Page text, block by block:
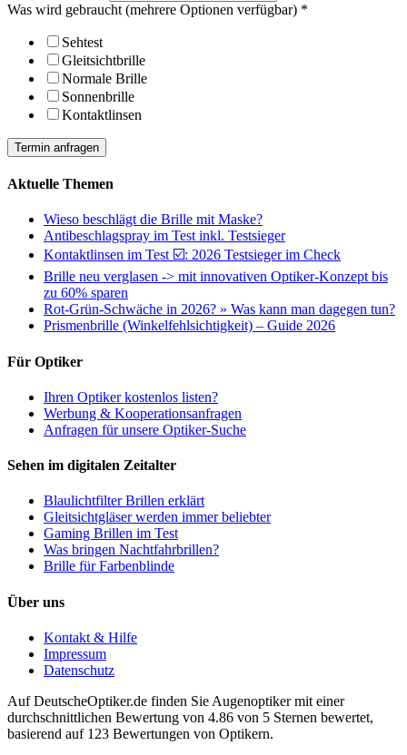
Was wird gebraucht (mehrere Optionen verfügbar) *
Sehtest
Gleitsichtbrille
Normale Brille
Sonnenbrille
Kontaktlinsen
Termin anfragen
Aktuelle Themen
Wieso beschlägt die Brille mit Maske?
Antibeschlagspray im Test inkl. Testsieger
Kontaktlinsen im Test ☑️: 2026 Testsieger im Check
Brille neu verglasen -> mit innovativen Optiker-Konzept bis
zu 60% sparen
Rot-Grün-Schwäche in 2026? » Was kann man dagegen tun?
Prismenbrille (Winkelfehlsichtigkeit) – Guide 2026
Für Optiker
Ihren Optiker kostenlos listen?
Werbung & Kooperationsanfragen
Anfragen für unsere Optiker-Suche
Sehen im digitalen Zeitalter
Blaulichtfilter Brillen erklärt
Gleitsichtgläser werden immer beliebter
Gaming Brillen im Test
Was bringen Nachtfahrbrillen?
Brille für Farbenblinde
Über uns
Kontakt & Hilfe
Impressum
Datenschutz
AufDeutscheOptiker.de finden Sie Augenoptiker mit einer
durchschnittlichen Bewertung von 4.86 von 5 Sternen bewertet,
basierend auf 123 Bewertungen von Optikern.